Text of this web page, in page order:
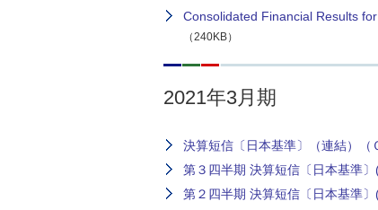
Consolidated Financial Results
（240KB）
2021年3月期
決算短信〔日本基準〕（連結）（
第３四半期 決算短信〔日本基準〕
第２四半期 決算短信〔日本基準〕